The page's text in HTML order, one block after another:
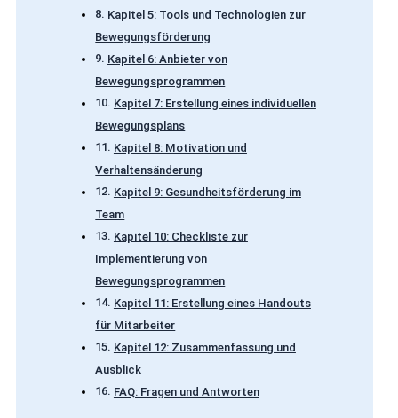
Kapitel 5: Tools und Technologien zur
Bewegungsförderung
Kapitel 6: Anbieter von
Bewegungsprogrammen
Kapitel 7: Erstellung eines individuellen
Bewegungsplans
Kapitel 8: Motivation und
Verhaltensänderung
Kapitel 9: Gesundheitsförderung im
Team
Kapitel 10: Checkliste zur
Implementierung von
Bewegungsprogrammen
Kapitel 11: Erstellung eines Handouts
für Mitarbeiter
Kapitel 12: Zusammenfassung und
Ausblick
FAQ: Fragen und Antworten